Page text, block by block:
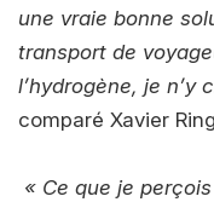
une vraie bonne
transport de
l’hydrogène, je n’y
comparé Xavier
« Ce que je